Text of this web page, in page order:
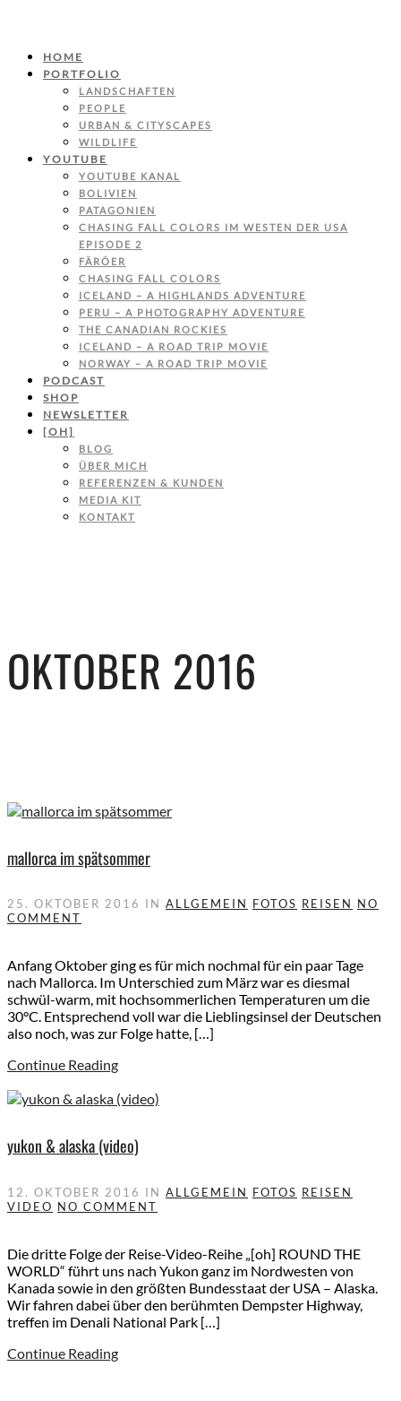
HOME
PORTFOLIO
LANDSCHAFTEN
PEOPLE
URBAN & CITYSCAPES
WILDLIFE
YOUTUBE
YOUTUBE KANAL
BOLIVIEN
PATAGONIEN
CHASING FALL COLORS IM WESTEN DER USA
EPISODE 2
FÄRÖER
CHASING FALL COLORS
ICELAND – A HIGHLANDS ADVENTURE
PERU – A PHOTOGRAPHY ADVENTURE
THE CANADIAN ROCKIES
ICELAND – A ROAD TRIP MOVIE
NORWAY – A ROAD TRIP MOVIE
PODCAST
SHOP
NEWSLETTER
[OH]
BLOG
ÜBER MICH
REFERENZEN & KUNDEN
MEDIA KIT
KONTAKT
OKTOBER 2016
mallorca im spätsommer
25. OKTOBER 2016 IN ALLGEMEIN FOTOS REISEN NO
COMMENT
Anfang Oktober ging es für mich nochmal für ein paar Tage
nach Mallorca. Im Unterschied zum März war es diesmal
schwül-warm, mit hochsommerlichen Temperaturen um die
30°C. Entsprechend voll war die Lieblingsinsel der Deutschen
also noch, was zur Folge hatte, […]
Continue Reading
yukon & alaska (video)
12. OKTOBER 2016 IN ALLGEMEIN FOTOS REISEN
VIDEO NO COMMENT
Die dritte Folge der Reise-Video-Reihe „[oh] ROUND THE
WORLD“ führt uns nach Yukon ganz im Nordwesten von
Kanada sowie in den größten Bundesstaat der USA – Alaska.
Wir fahren dabei über den berühmten Dempster Highway,
treffen im Denali National Park […]
Continue Reading